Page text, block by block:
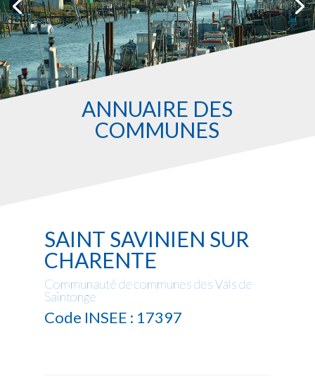
ANNUAIRE DES
COMMUNES
SAINT SAVINIEN SUR
CHARENTE
Communauté de communes des Vals de
Saintonge
Code INSEE : 17397